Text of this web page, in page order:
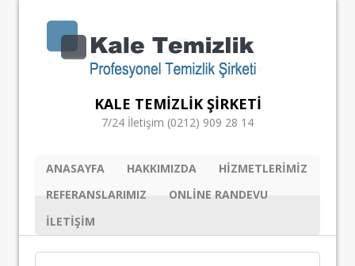
KALE TEMIZLIK ŞIRKETI
7/24 İletişim (0212) 909 28 14
ANASAYFA HAKKIMIZDA
HIZMETLERIMIZ
REFERANSLARIMIZ
ONLINE RANDEVU
ILETIŞIM